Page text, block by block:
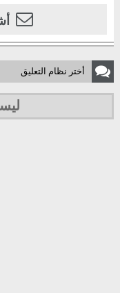
أختر نظامالتعليق